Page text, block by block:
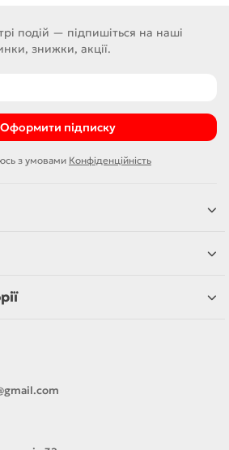
подій — підпишіться на наші
знижки, акції.
Оформити підписку
з умовами Конфіденційність